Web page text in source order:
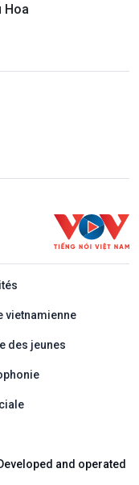
Hoa
vietnamienne
des jeunes
and operated